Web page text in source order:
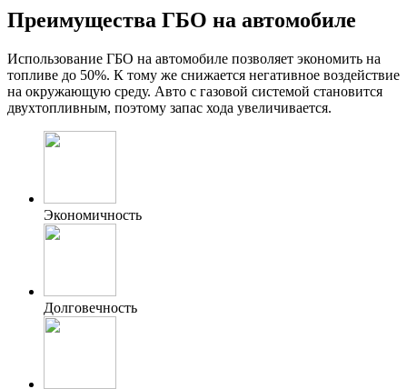
Преимущества ГБО на автомобиле
Использование ГБО на автомобиле позволяет экономить на
топливе до 50%. К тому же снижается негативное воздействие
на окружающую среду. Авто с газовой системой становится
двухтопливным, поэтому запас хода увеличивается.
Экономичность
Долговечность